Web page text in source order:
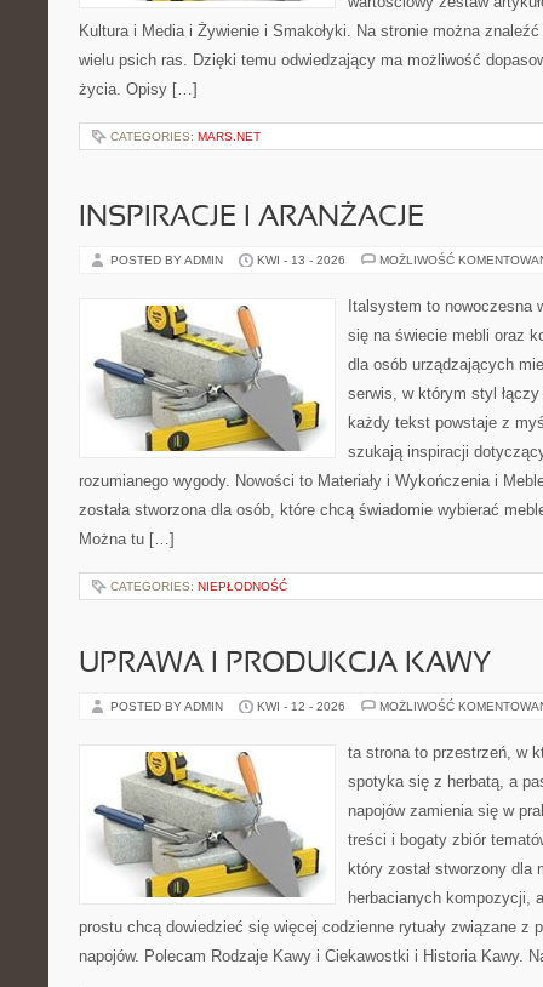
Kultura i Media i Żywienie i Smakołyki. Na stronie można
wielu psich ras. Dzięki temu odwiedzający ma możliwość
życia. Opisy […]
CATEGORIES: MARS.NET
INSPIRACJE I ARANŻACJE
POSTED BY ADMIN KWI - 13 - 2026 MOŻLIWOŚĆ
Italsystem to nowoczesna
się na świecie mebli oraz
dla osób urządzających
serwis, w którym styl
każdy tekst powstaje z
szukają inspiracji
rozumianego wygody. Nowości to Materiały i Wykończenia i
została stworzona dla osób, które chcą świadomie wybierać
Można tu […]
CATEGORIES: NIEPŁODNOŚĆ
UPRAWA I PRODUKCJA KAWY
POSTED BY ADMIN KWI - 12 - 2026 MOŻLIWOŚĆ
ta strona to przestrzeń, w
spotyka się z herbatą, a
napojów zamienia się w
treści i bogaty zbiór
który został stworzony dla
herbacianych kompozycji,
prostu chcą dowiedzieć się więcej codzienne rytuały związane z
napojów. Polecam Rodzaje Kawy i Ciekawostki i Historia Kawy.